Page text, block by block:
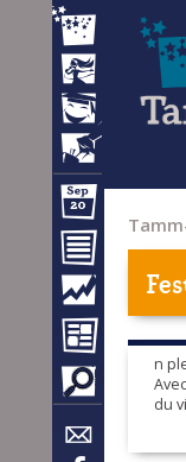
n
du